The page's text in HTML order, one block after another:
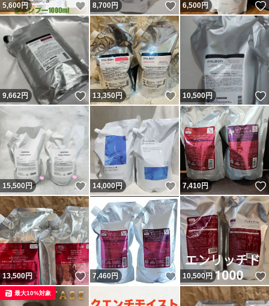
5,600円 いいね！
8,700円 いいね！
6,500円
9,662円 いいね！
13,350円 いいね！
10,500円
15,500円 いいね！
14,000円 いいね！
7,410円
13,500円 いいね！
7,460円 いいね！
10,500円
最大10%対象